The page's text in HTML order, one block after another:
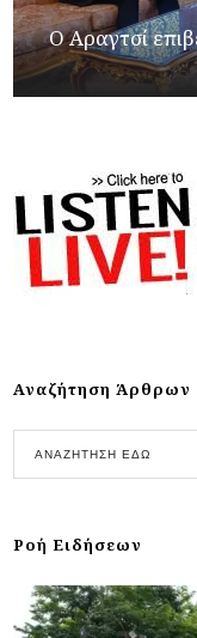
Ο Αραγτσί
Αναζήτηση Άρθρων
Ροή Ειδήσεων